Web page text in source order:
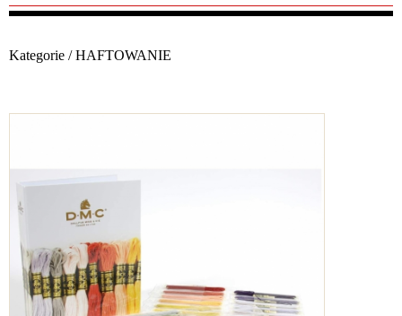
Kategorie /HAFTOWANIE